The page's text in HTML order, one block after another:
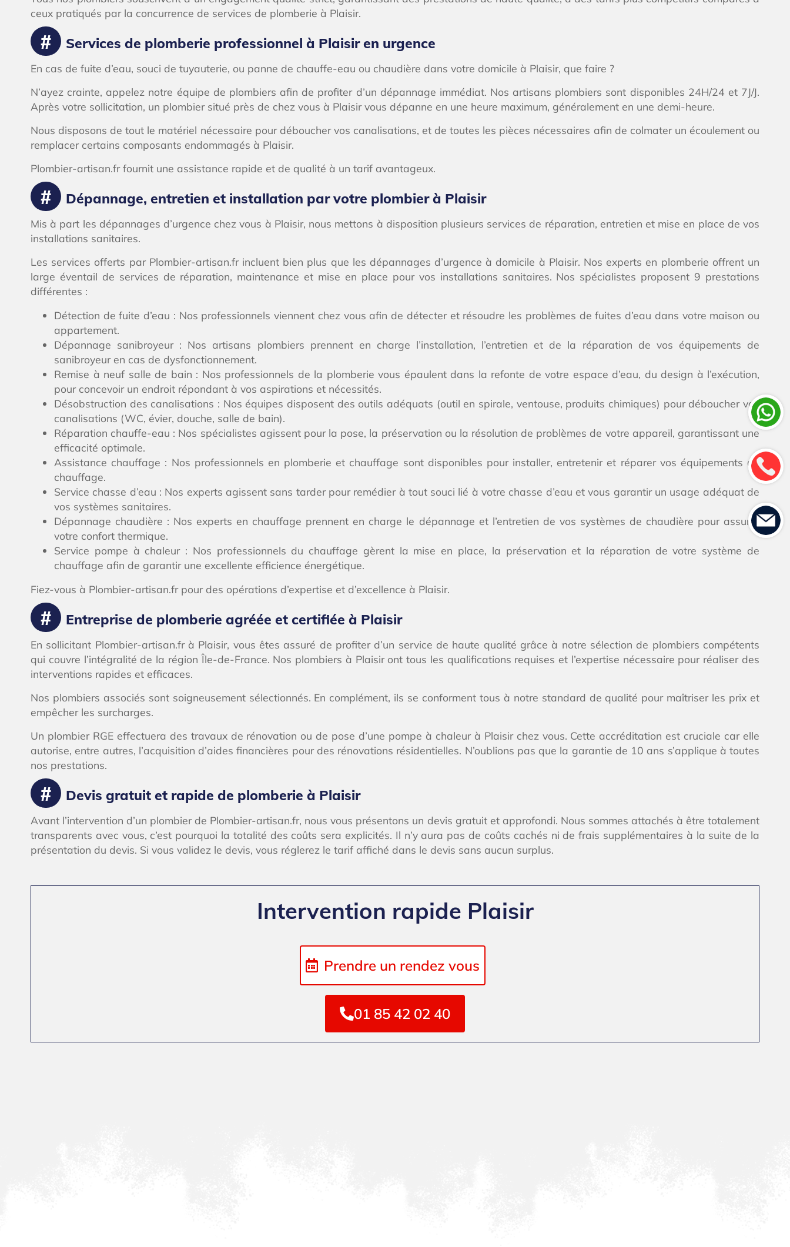
ceux pratiqués par la concurrence de services de plomberie à Plaisir.
Services de plomberie professionnel à Plaisir en urgence
En cas de fuite d’eau, souci de tuyauterie, ou panne de chauffe-eau ou chaudière dans votre domicile à Plaisir, que faire ?
N’ayez crainte, appelez notre équipe de plombiers afin de profiter d’un dépannage immédiat. Nos artisans plombiers sont disponibles 24H/24 et 7J/J.
Après votre sollicitation, un plombier situé près de chez vous à Plaisir vous dépanne en une heure maximum, généralement en une demi-heure.
Nous disposons de tout le matériel nécessaire pour déboucher vos canalisations, et de toutes les pièces nécessaires afin de colmater un écoulement ou
remplacer certains composants endommagés à Plaisir.
Plombier-artisan.fr fournit une assistance rapide et de qualité à un tarif avantageux.
Dépannage, entretien et installation par votre plombier à Plaisir
Mis à part les dépannages d’urgence chez vous à Plaisir, nous mettons à disposition plusieurs services de réparation, entretien et mise en place de vos
installations sanitaires.
Les services offerts par Plombier-artisan.fr incluent bien plus que les dépannages d’urgence à domicile à Plaisir. Nos experts en plomberie offrent un
large éventail de services de réparation, maintenance et mise en place pour vos installations sanitaires. Nos spécialistes proposent 9 prestations
différentes :
Détection de fuite d’eau : Nos professionnels viennent chez vous afin de détecter et résoudre les problèmes de fuites d’eau dans votre maison ou
appartement.
Dépannage sanibroyeur : Nos artisans plombiers prennent en charge l’installation, l’entretien et de la réparation de vos équipements de
sanibroyeur en cas de dysfonctionnement.
Remise à neuf salle de bain : Nos professionnels de la plomberie vous épaulent dans la refonte de votre espace d’eau, du design à l’exécution,
pour concevoir un endroit répondant à vos aspirations et nécessités.
Désobstruction des canalisations : Nos équipes disposent des outils adéquats (outil en spirale, ventouse, produits chimiques) pour déboucher vos
canalisations (WC, évier, douche, salle de bain).
Réparation chauffe-eau : Nos spécialistes agissent pour la pose, la préservation ou la résolution de problèmes de votre appareil, garantissant une
efficacité optimale.
Assistance chauffage : Nos professionnels en plomberie et chauffage sont disponibles pour installer, entretenir et réparer vos équipements de
chauffage.
Service chasse d’eau : Nos experts agissent sans tarder pour remédier à tout souci lié à votre chasse d’eau et vous garantir un usage adéquat de
vos systèmes sanitaires.
Dépannage chaudière : Nos experts en chauffage prennent en charge le dépannage et l’entretien de vos systèmes de chaudière pour assurer
votre confort thermique.
Service pompe à chaleur : Nos professionnels du chauffage gèrent la mise en place, la préservation et la réparation de votre système de
chauffage afin de garantir une excellente efficience énergétique.
Fiez-vous à Plombier-artisan.fr pour des opérations d’expertise et d’excellence à Plaisir.
Entreprise de plomberie agréée et certifiée à Plaisir
En sollicitant Plombier-artisan.fr à Plaisir, vous êtes assuré de profiter d’un service de haute qualité grâce à notre sélection de plombiers compétents
qui couvre l’intégralité de la région Île-de-France. Nos plombiers à Plaisir ont tous les qualifications requises et l’expertise nécessaire pour réaliser des
interventions rapides et efficaces.
Nos plombiers associés sont soigneusement sélectionnés. En complément, ils se conforment tous à notre standard de qualité pour maîtriser les prix et
empêcher les surcharges.
Un plombier RGE effectuera des travaux de rénovation ou de pose d’une pompe à chaleur à Plaisir chez vous. Cette accréditation est cruciale car elle
autorise, entre autres, l’acquisition d’aides financières pour des rénovations résidentielles. N’oublions pas que la garantie de 10 ans s’applique à toutes
nos prestations.
Devis gratuit et rapide de plomberie à Plaisir
Avant l’intervention d’un plombier de Plombier-artisan.fr, nous vous présentons un devis gratuit et approfondi. Nous sommes attachés à être totalement
transparents avec vous, c’est pourquoi la totalité des coûts sera explicités. Il n’y aura pas de coûts cachés ni de frais supplémentaires à la suite de la
présentation du devis. Si vous validez le devis, vous réglerez le tarif affiché dans le devis sans aucun surplus.
Intervention rapide Plaisir
Prendre un rendez vous
01 85 42 02 40